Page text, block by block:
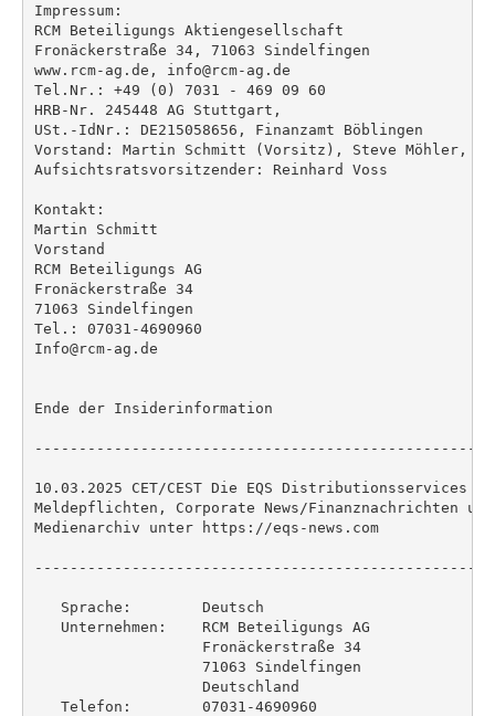
Impressum:
RCM Beteiligungs Aktiengesellschaft
Fronäckerstraße 34, 71063 Sindelfingen
www.rcm-ag.de, info@rcm-ag.de
Tel.Nr.: +49 (0) 7031 - 469 09 60
HRB-Nr. 245448 AG Stuttgart,
USt.-IdNr.: DE215058656, Finanzamt Böblingen
Vorstand: Martin Schmitt (Vorsitz), Steve Möhler,
Aufsichtsratsvorsitzender: Reinhard Voss
Kontakt:
Martin Schmitt
Vorstand
RCM Beteiligungs AG
Fronäckerstraße 34
71063 Sindelfingen
Tel.: 07031-4690960
Info@rcm-ag.de
Ende der Insiderinformation
10.03.2025 CET/CEST Die EQS Distributionsservices
Meldepflichten, Corporate News/Finanznachrichten
Medienarchiv unter https://eqs-news.com
   Sprache:        Deutsch
   Unternehmen:    RCM Beteiligungs AG
                   Fronäckerstraße 34
                   71063 Sindelfingen
                   Deutschland
   Telefon:        07031-4690960